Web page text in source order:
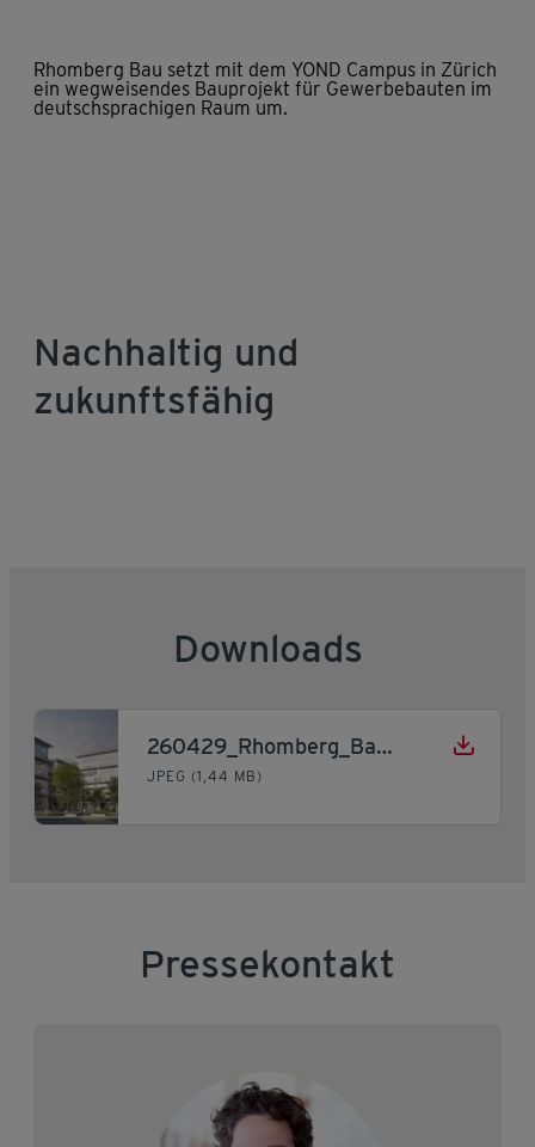
Rhomberg Bau setzt mit dem YOND Campus in Zürich
ein wegweisendes Bauprojekt für Gewerbebauten im
deutschsprachigen Raum um.
Nachhaltig und
zukunftsfähig
Downloads
260429_Rhomberg_Bau_AG_realisiert_YOND_Campus
JPEG (1,44 MB)
Pressekontakt